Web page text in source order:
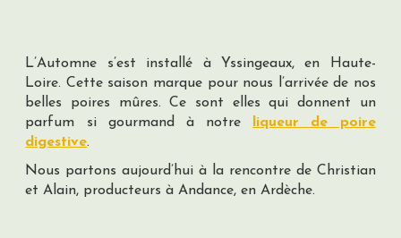
L’Automne s’est installé à Yssingeaux, en Haute-
Loire. Cette saison marque pour nous l’arrivée de nos
belles poires mûres. Ce sont elles qui donnent un
parfum si gourmand à notre liqueur de poire
digestive.
Nous partons aujourd’hui à la rencontre de Christian
et Alain, producteurs à Andance, en Ardèche.